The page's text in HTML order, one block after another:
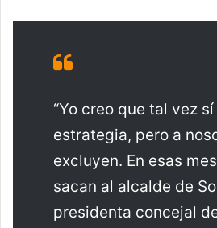
“Yo creo que tal vez
estrategia, pero a
excluyen. En esas
sacan al alcalde de
presidenta concejal